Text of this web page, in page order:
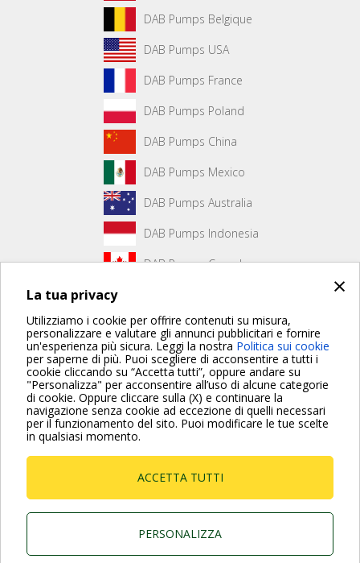
×
La tua privacy
Utilizziamo i cookie per offrire contenuti su misura,
personalizzare e valutare gli annunci pubblicitari e fornire
un'esperienza più sicura. Leggi la nostra Politica sui cookie
per saperne di più. Puoi scegliere di acconsentire a tutti i
cookie cliccando su “Accetta tutti”, oppure andare su
"Personalizza" per acconsentire all’uso di alcune categorie
di cookie. Oppure cliccare sulla (X) e continuare la
navigazione senza cookie ad eccezione di quelli necessari
per il funzionamento del sito. Puoi modificare le tue scelte
in qualsiasi momento.
ACCETTA TUTTI
PERSONALIZZA
DAB Pumps Belgique
DAB Pumps USA
DAB Pumps France
DAB Pumps Poland
DAB Pumps China
DAB Pumps Mexico
DAB Pumps Australia
DAB Pumps Indonesia
DAB Pumps Canada
Non è stato creato alcun contenuto per la prima pagina.
Per maggiori informazioni consulta anche le Domande più
Frequenti
P.I. 03675230282 - R.E.A. Padova N. 328200- Cap.